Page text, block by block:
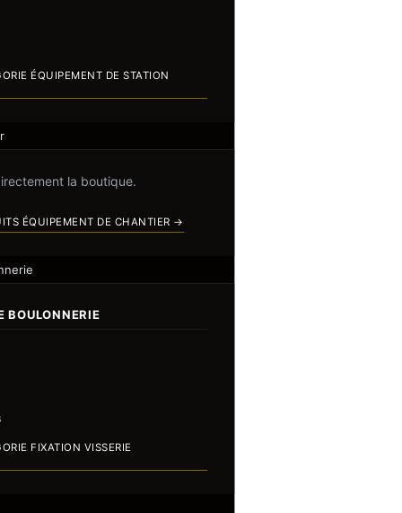
ÉQUIPEMENT DE STATION
la boutique.
ÉQUIPEMENT DE CHANTIER →
BOULONNERIE
FIXATION VISSERIE